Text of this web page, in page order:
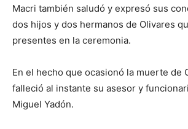
Macri también saludó y expresó sus
dos hijos y dos hermanos de Olivares
presentes en la ceremonia.
En el hecho que ocasionó la muerte de
falleció al instante su asesor y
Miguel Yadón.